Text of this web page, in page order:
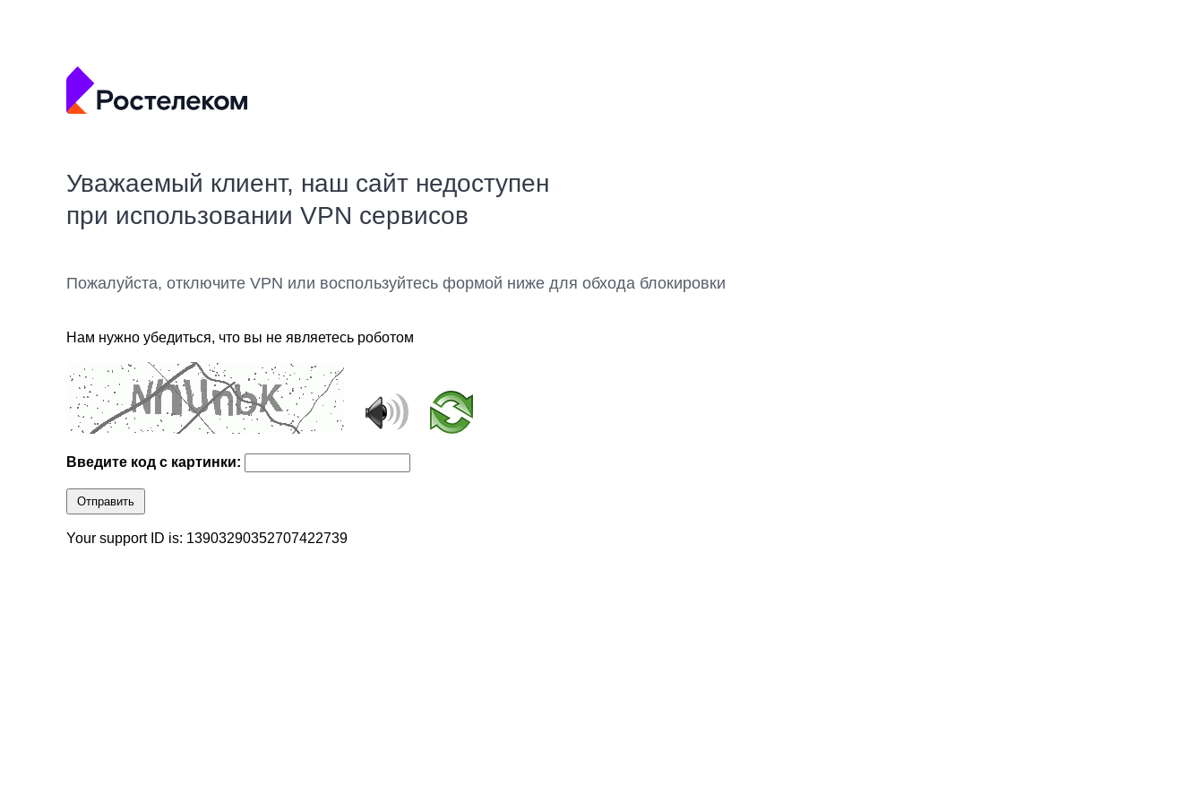
Уважаемый клиент, наш сайт недоступен
при использовании VPN сервисов
Пожалуйста, отключите VPN или воспользуйтесь формой ниже для обхода блокировки
Нам нужно убедиться, что вы не являетесь роботом
Введите код с картинки:
Отправить
Your support ID is: 13903290352707422739